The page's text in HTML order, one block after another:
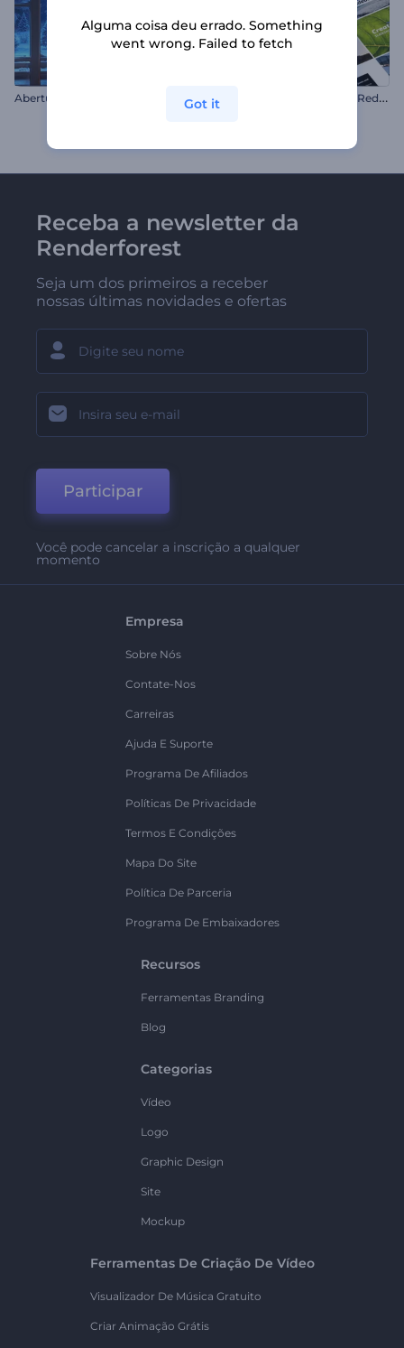
Abertura de Urso de Natal T
ipografia Minimalista para Redes Sociais
Receba a newsletter da
Renderforest
Seja um dos primeiros a receber
nossas últimas novidades e ofertas
Participar
Você pode cancelar a inscrição a qualquer
momento
Empresa
Sobre Nós
Contate-Nos
Carreiras
Ajuda E Suporte
Programa De Afiliados
Políticas De Privacidade
Termos E Condições
Mapa Do Site
Política De Parceria
Programa De Embaixadores
Recursos
Ferramentas Branding
Blog
Categorias
Vídeo
Logo
Graphic Design
Site
Mockup
Ferramentas De Criação De Vídeo
Visualizador De Música Gratuito
Criar Animação Grátis
Alguma coisa deu errado. Something
went wrong. Failed to fetch
Got it